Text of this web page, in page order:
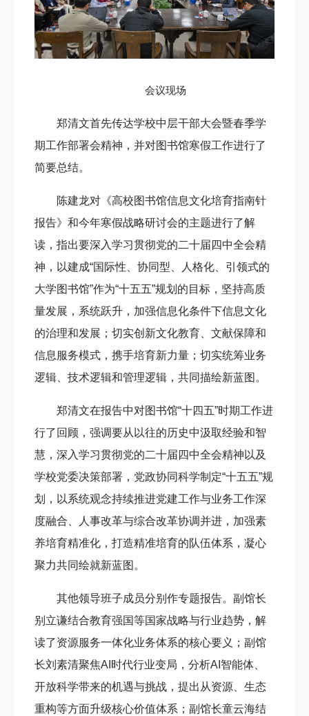
会议现场
郑清文首先传达学校中层干部大会暨春季学
期工作部署会精神，并对图书馆寒假工作进行了
简要总结。
陈建龙对《高校图书馆信息文化培育指南针
报告》和今年寒假战略研讨会的主题进行了解
读，指出要深入学习贯彻党的二十届四中全会精
神，以建成“国际性、协同型、人格化、引领式的
大学图书馆”作为“十五五”规划的目标，坚持高质
量发展，系统跃升，加强信息化条件下信息文化
的治理和发展；切实创新文化教育、文献保障和
信息服务模式，携手培育新力量；切实统筹业务
逻辑、技术逻辑和管理逻辑，共同描绘新蓝图。
郑清文在报告中对图书馆“十四五”时期工作进
行了回顾，强调要从以往的历史中汲取经验和智
慧，深入学习贯彻党的二十届四中全会精神以及
学校党委决策部署，党政协同科学制定“十五五”规
划，以系统观念持续推进党建工作与业务工作深
度融合、人事改革与综合改革协调并进，加强素
养培育精准化，打造精准培育的队伍体系，凝心
聚力共同绘就新蓝图。
其他领导班子成员分别作专题报告。副馆长
别立谦结合教育强国等国家战略与行业趋势，解
读了资源服务一体化业务体系的核心要义；副馆
长刘素清聚焦AI时代行业变局，分析AI智能体、
开放科学带来的机遇与挑战，提出从资源、生态
重构等方面升级核心价值体系；副馆长童云海结